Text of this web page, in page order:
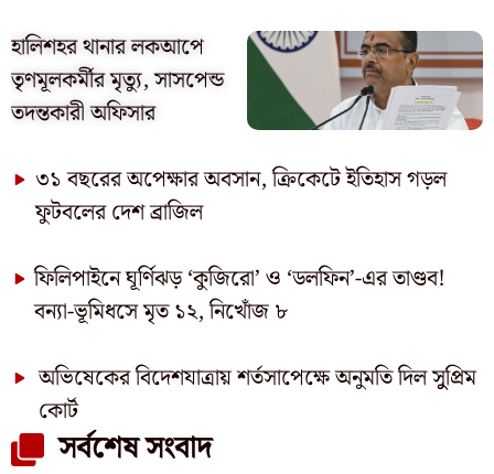
হালিশহর থানার লকআপে
তৃণমূলকর্মীর মৃত্যু, সাসপেন্ড
তদন্তকারী অফিসার
৩১ বছরের অপেক্ষার অবসান, ক্রিকেটে ইতিহাস গড়ল
ফুটবলের দেশ ব্রাজিল
ফিলিপাইনে ঘূর্ণিঝড় ‘কুজিরো’ ও ‘ডলফিন’-এর তাণ্ডব!
বন্যা-ভূমিধসে মৃত ১২, নিখোঁজ ৮
অভিষেকের বিদেশযাত্রায় শর্তসাপেক্ষে অনুমতি দিল সুুপ্রিম
কোর্ট
সর্বশেষ সংবাদ